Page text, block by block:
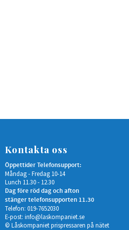
Kontakta oss
Öppettider Telefonsupport:
Måndag - Fredag 10-14
Lunch 11.30 - 12.30
Dag före röd dag och afton
stänger telefonsupporten 11.30
Telefon: 019-7652030
E-post: info@laskompaniet.se
© Låskompaniet prispressaren på nätet